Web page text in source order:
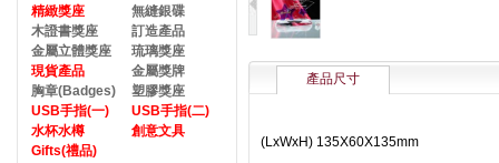
精緻獎座
無縫銀碟
木證書獎座
訂造產品
金屬立體獎座
琉璃獎座
現貨產品
金屬獎牌
胸章(Badges)
塑膠獎座
USB手指(一)
USB手指(二)
水杯水樽
創意文具
Gifts(禮品)
產品尺寸
(LxWxH) 135X60X135mm